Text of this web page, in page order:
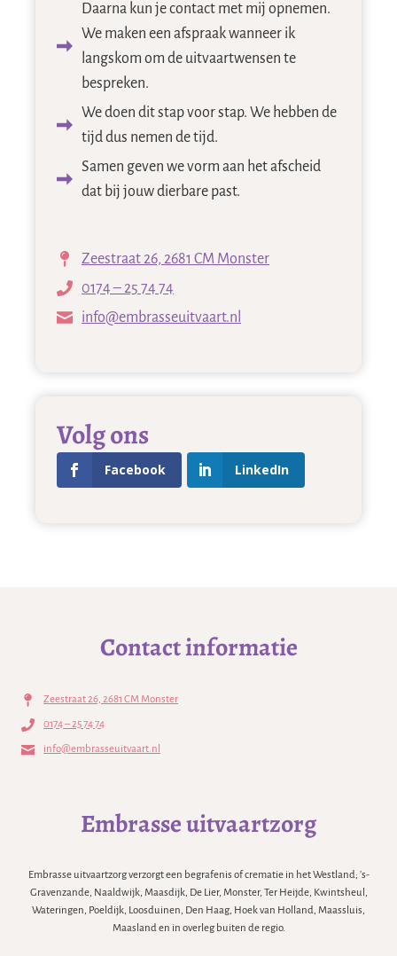
Daarna kun je contact met mij opnemen.
We maken een afspraak wanneer ik
langskom om de uitvaartwensen te
bespreken.
We doen dit stap voor stap. We hebben de
tijd dus nemen de tijd.
Samen geven we vorm aan het afscheid
dat bij jouw dierbare past.
Zeestraat 26, 2681 CM Monster
0174 – 25 74 74
info@embrasseuitvaart.nl
Volg ons
Facebook LinkedIn
Contact informatie
Zeestraat 26, 2681 CM Monster
0174 – 25 74 74
info@embrasseuitvaart.nl
Embrasse uitvaartzorg
Embrasse uitvaartzorg verzorgt een begrafenis of crematie in het Westland; 's-
Gravenzande, Naaldwijk, Maasdijk, De Lier, Monster, Ter Heijde, Kwintsheul,
Wateringen, Poeldijk, Loosduinen, Den Haag, Hoek van Holland, Maassluis,
Maasland en in overleg buiten de regio.